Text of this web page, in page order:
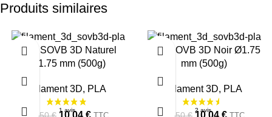
Produits similaires
-26%PLA SOVB 3D Naturel
Ø1.75 mm (500g)
Filament 3D, PLA
10,04 €
-26%PLA SOVB 3D Noir Ø1.75
mm (500g)
Filament 3D, PLA
10,04 €